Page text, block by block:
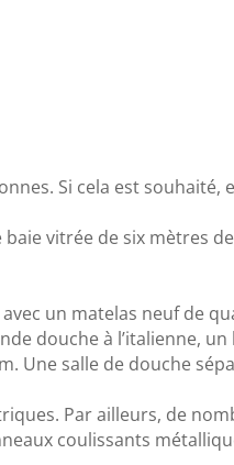
Si cela est
vitrée de six mètres
un matelas neuf de
douche à l’italienne,
Une salle de douche
Par ailleurs, de
coulissants